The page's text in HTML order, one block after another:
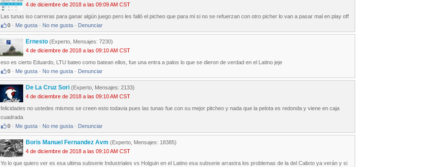
4 de diciembre de 2018 a las 09:09 AM CST
Las tunas iso carreras para ganar algún juego pero les falló el picheo que para mi si no se refuerzan con otro picher lo van a pasar mal en play off
0 · Me gusta · No me gusta · Denunciar
Ernesto (Experto, Mensajes: 7230)
4 de diciembre de 2018 a las 09:10 AM CST
eso es cierto Eduardo, LTU bateo como batean ellos, fue una entra a palos lo que se dieron de verdad en el Latino jeje
0 · Me gusta · No me gusta · Denunciar
De La Cruz Sori (Experto, Mensajes: 2133)
4 de diciembre de 2018 a las 09:10 AM CST
felicidades no ustedes mismos se creen esto todavia pues las tunas fue con su mejor pitcheo y nada que la pelota es redonda y viene en caja
cuadrada
0 · Me gusta · No me gusta · Denunciar
Boris Manuel Fernandez Avm (Experto, Mensajes: 18385)
4 de diciembre de 2018 a las 09:10 AM CST
Yo lo que quiero ver es esa ultima subserie Industriales vs Holguin en el Latino esa subserie arrastra los problemas de la del Calixto ya verán y si